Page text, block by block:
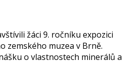
žáci 9. ročníku expozici
zemského muzea v Brně.
o vlastnostech minerálů a